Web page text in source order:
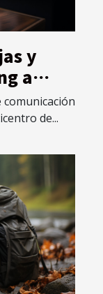
y
a
de
de...